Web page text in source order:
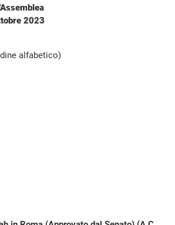
2023
alfabetico)